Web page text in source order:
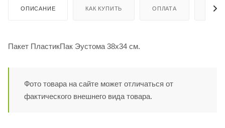
ОПИСАНИЕ КАК КУПИТЬ ОПЛАТА
Пакет ПластикПак Эустома 38х34 см.
Фото товара на сайте может отличаться от
фактического внешнего вида товара.